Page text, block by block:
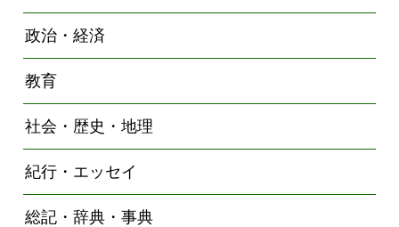
政治・経済
教育
社会・歴史・地理
紀行・エッセイ
総記・辞典・事典